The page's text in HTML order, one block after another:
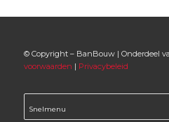
© Copyright – BanBouw | Onderdeel
voorwaarden | Privacybeleid